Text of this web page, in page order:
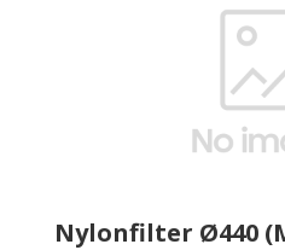
Nylonfilter Ø440